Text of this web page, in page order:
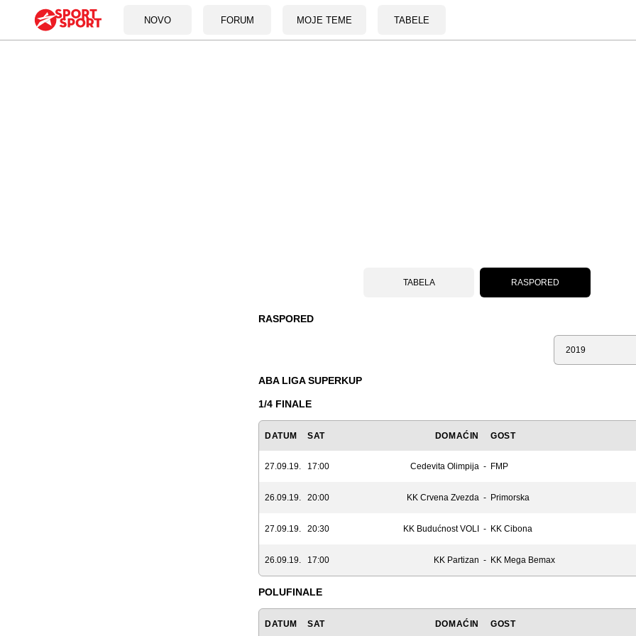
NOVO FORUM MOJE TEME TABELE
TABELA RASPORED
RASPORED
Sezona
ABA LIGA SUPERKUP
1/4 FINALE
DATUM SAT DOMAĆIN GOST
27.09.19. 17:00 Cedevita Olimpija - FMP
26.09.19. 20:00 KK Crvena Zvezda - Primorska
27.09.19. 20:30 KK Budućnost VOLI - KK Cibona
26.09.19. 17:00 KK Partizan - KK Mega Bemax
POLUFINALE
DATUM SAT DOMAĆIN GOST